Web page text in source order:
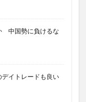
中国勢に負けるな
イトレードも良い